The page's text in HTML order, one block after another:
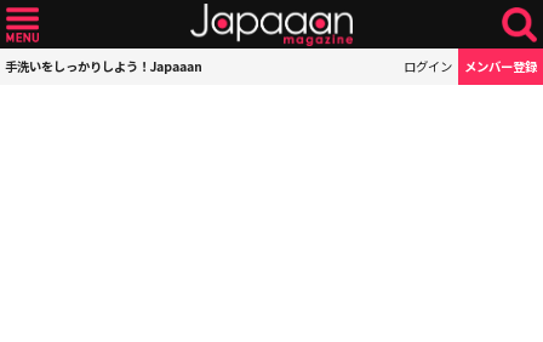
手洗いをしっかりしよう！Japaaan ログイン メンバー登録